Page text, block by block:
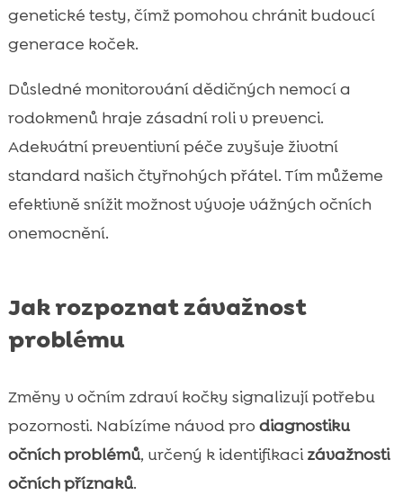
genetické testy, čímž pomohou chránit budoucí
generace koček.
Důsledné monitorování dědičných nemocí a
rodokmenů hraje zásadní roli v prevenci.
Adekvátní preventivní péče zvyšuje životní
standard našich čtyřnohých přátel. Tím můžeme
efektivně snížit možnost vývoje vážných očních
onemocnění.
Jak rozpoznat závažnost
problému
Změny v očním zdraví kočky signalizují potřebu
pozornosti. Nabízíme návod pro diagnostiku
očních problémů, určený k identifikacizávažnosti
očních příznaků.